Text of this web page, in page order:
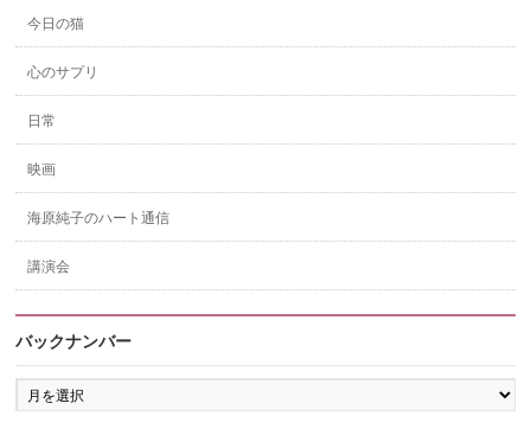
今日の猫
心のサプリ
日常
映画
海原純子のハート通信
講演会
バックナンバー
バ
ッ